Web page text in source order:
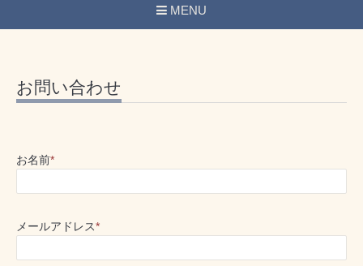
MENU
お問い合わせ
お名前*
メールアドレス*